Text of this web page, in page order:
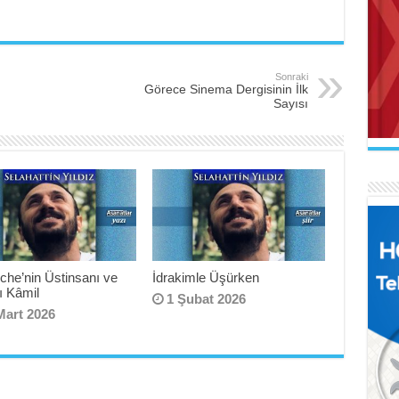
Sonraki
Görece Sinema Dergisinin İlk
Sayısı
Üstinsanı ve
Kâmil
2026
İdrakimle Üşürken
1 Şubat 2026
Ne